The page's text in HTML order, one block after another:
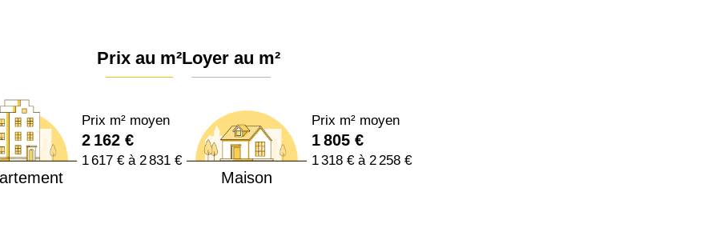
Prix au m²
Prix m² moyen
2 162 €
1 617 € à 2 831 €
Loyer au m²
Maison
Prix m² moyen
1 805 €
1 318 € à 2 258 €